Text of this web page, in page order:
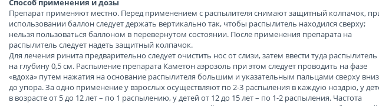
Способ применения и дозы
Препарат применяют местно. Перед применением с распылителя снимают защитный колпачок,
использовании баллон следует держать вертикально так, чтобы распылитель находился сверху;
нельзя пользоваться баллоном в перевернутом состоянии. После применения препарата на
распылитель следует надеть защитный колпачок.
Для лечения ринита предварительно следует очистить нос от слизи, затем ввести туда распылитель
на глубину 0,5 см. Распыление препарата Каметон аэрозоль при этом следует проводить на фазе
«вдоха» путем нажатия на основание распылителя большим и указательным пальцами сверху вниз
до упора. За одно применение у взрослых осуществляют по 2-3 распыления в каждую ноздрю, у
в возрасте от 5 до 12 лет – по 1 распылению, у детей от 12 до 15 лет – по 1-2 распыления. Частота